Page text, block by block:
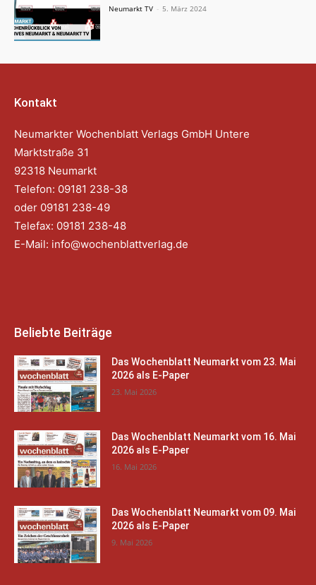
Neumarkt TV - 5. März 2024
Kontakt
Neumarkter Wochenblatt Verlags GmbH Untere
Marktstraße 31
92318 Neumarkt
Telefon: 09181 238-38
oder 09181 238-49
Telefax: 09181 238-48
E-Mail: info@wochenblattverlag.de
Beliebte Beiträge
Das Wochenblatt Neumarkt vom 23. Mai
2026 als E-Paper
23. Mai 2026
Das Wochenblatt Neumarkt vom 16. Mai
2026 als E-Paper
16. Mai 2026
Das Wochenblatt Neumarkt vom 09. Mai
2026 als E-Paper
9. Mai 2026